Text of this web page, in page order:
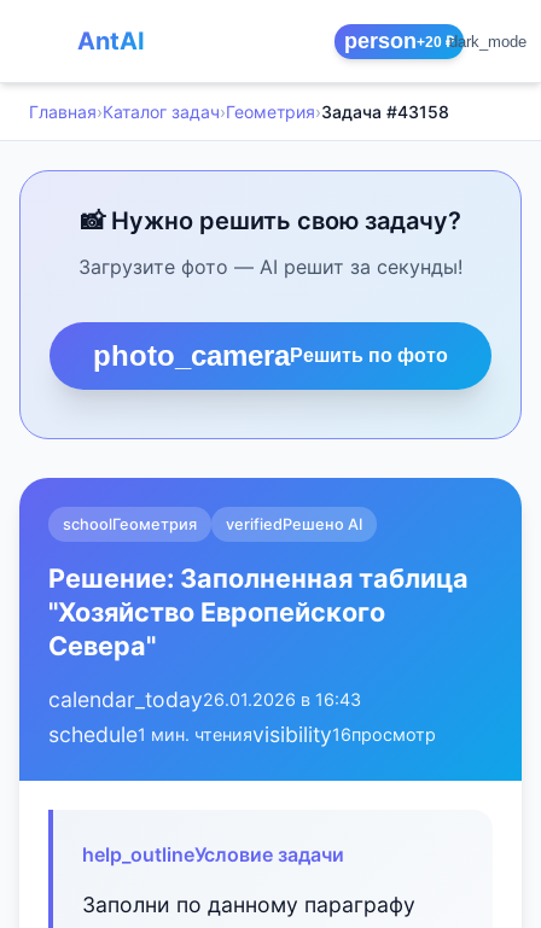
AntAI person+20 ₽dark_mode
Главная›Каталог задач›Геометрия›Задача #43158
📸 Нужно решить свою задачу?
Загрузите фото — AI решит за секунды!
photo_cameraРешить по фото
schoolГеометрия verifiedРешено AI
Решение: Заполненная таблица
"Хозяйство Европейского
Севера"
calendar_today26.01.2026 в 16:43
schedule1 мин. чтенияvisibility16просмотр
help_outlineУсловие задачи
Заполни по данному параграфу